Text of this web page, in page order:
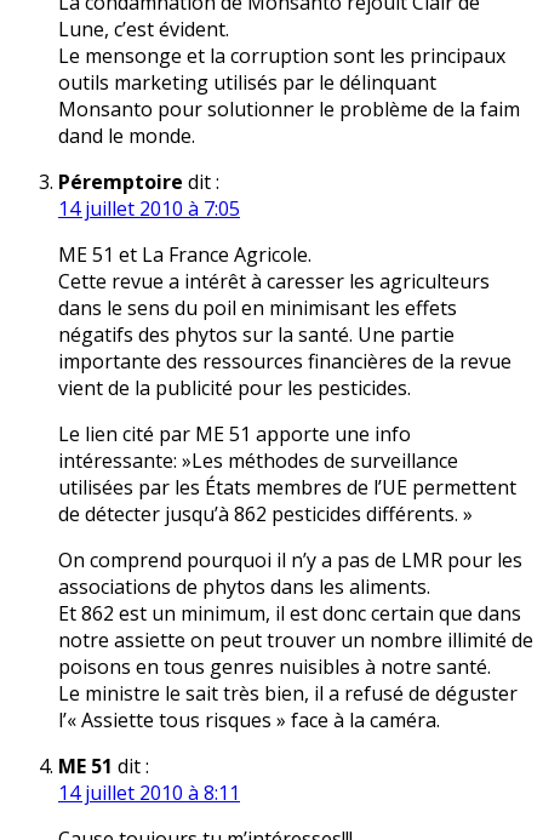
Lune, c’est évident.
Le mensonge et la corruption sont les principaux
outils marketing utilisés par le délinquant
Monsanto pour solutionner le problème de la faim
dand le monde.
Péremptoire dit :
14 juillet 2010 à 7:05
ME 51 et La France Agricole.
Cette revue a intérêt à caresser les agriculteurs
dans le sens du poil en minimisant les effets
négatifs des phytos sur la santé. Une partie
importante des ressources financières de la revue
vient de la publicité pour les pesticides.
Le lien cité par ME 51 apporte une info
intéressante: »Les méthodes de surveillance
utilisées par les États membres de l’UE permettent
de détecter jusqu’à 862 pesticides différents. »
On comprend pourquoi il n’y a pas de LMR pour les
associations de phytos dans les aliments.
Et 862 est un minimum, il est donc certain que dans
notre assiette on peut trouver un nombre illimité de
poisons en tous genres nuisibles à notre santé.
Le ministre le sait très bien, il a refusé de déguster
l’« Assiette tous risques » face à la caméra.
ME 51 dit :
14 juillet 2010 à 8:11